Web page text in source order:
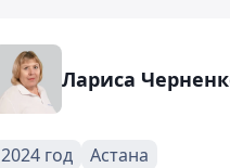
Лариса
2024 год Астана